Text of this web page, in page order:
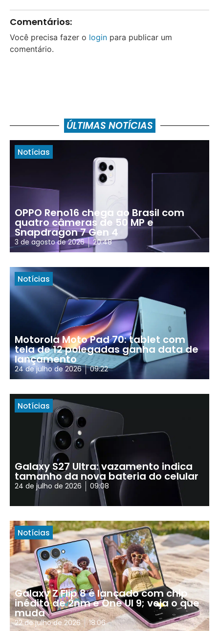
Comentários:
Você precisa fazer o login para publicar um
comentário.
ÚLTIMAS NOTÍCIAS
Notícias
OPPO Reno16 chega ao Brasil com
quatro câmeras de 50 MP e
Snapdragon 7 Gen 4
3 de agosto de 2026 20:48
Notícias
Motorola Moto Pad 70: tablet com
tela de 12 polegadas ganha data de
lançamento
24 de julho de 2026 09:22
Notícias
Galaxy S27 Ultra: vazamento indica
tamanho da nova bateria do celular
24 de julho de 2026 09:08
Notícias
Galaxy Z Flip 8 é lançado com chip
inédito de 2nm e One UI 9; veja o que
muda
22 de julho de 2026 18:06